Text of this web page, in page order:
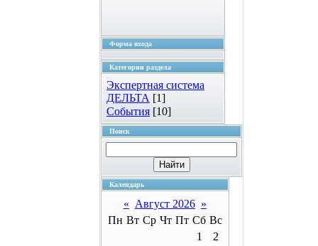
Форма входа
Категории раздела
Экспертная система
ДЕЛЬТА [1]
События [10]
Поиск
Календарь
« Август 2026 »
Пн Вт Ср Чт Пт Сб Вс
1
2